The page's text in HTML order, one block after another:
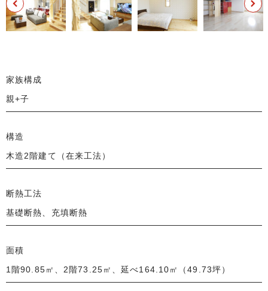
家族構成
親+子
構造
木造2階建て（在来工法）
断熱工法
基礎断熱、充填断熱
面積
1階90.85㎡、2階73.25㎡、延べ164.10㎡（49.73坪）